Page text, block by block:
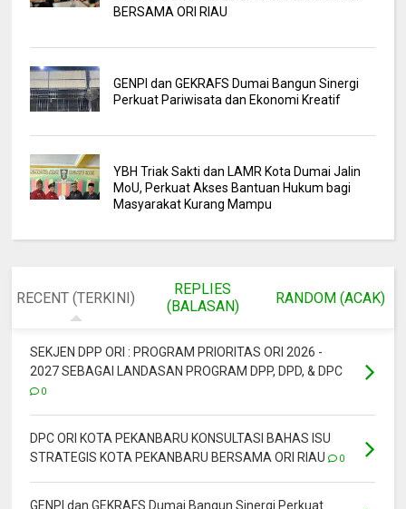
BERSAMA ORI RIAU
GENPI dan GEKRAFS Dumai Bangun Sinergi
Perkuat Pariwisata dan Ekonomi Kreatif
YBH Triak Sakti dan LAMR Kota Dumai Jalin
MoU, Perkuat Akses Bantuan Hukum bagi
Masyarakat Kurang Mampu
RECENT (TERKINI)
REPLIES
(BALASAN)
RANDOM (ACAK)
SEKJEN DPP ORI : PROGRAM PRIORITAS ORI 2026 -
2027 SEBAGAI LANDASAN PROGRAM DPP, DPD, & DPC
0
DPC ORI KOTA PEKANBARU KONSULTASI BAHAS ISU
STRATEGIS KOTA PEKANBARU BERSAMA ORI RIAU
0
GENPI dan GEKRAFS Dumai Bangun Sinergi Perkuat